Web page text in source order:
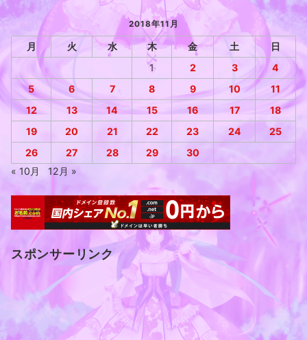
2018年11月
月 火 水 木 金 土
日
1
2 3
4
5
6 7 8 9 10
11
12
13 14 15 16 17
18
19
20 21 22 23 24
25
26
27 28 29
30
« 10月
12月 »
スポンサーリンク